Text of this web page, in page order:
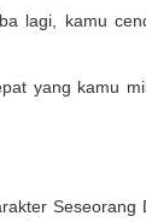
lagi, kamu
yang kamu